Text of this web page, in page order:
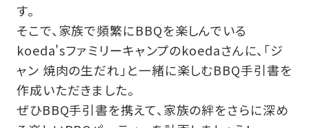
す。
そこで、家族で頻繁にBBQを楽しんでいる
koeda'sファミリーキャンプのkoedaさんに、「ジ
ャン 焼肉の生だれ」と一緒に楽しむBBQ手引書を
作成いただきました。
ぜひBBQ手引書を携えて、家族の絆をさらに深め